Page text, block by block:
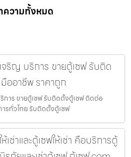
ความทั้งหมด
ริญ บริการ ขายตู้เซฟ รับติด
ออาชีพ ราคาถูก
การ ขายตู้เซฟ รับติดตั้งตู้เซฟ ติดต่อ
รทั่วไทย รับติดตั้งตู้เซฟ
ช่าและตู้เซฟให้เช่า คือบริการตู้